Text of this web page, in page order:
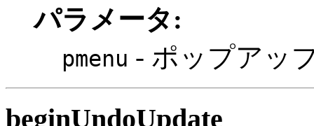
パラメータ:
pmenu - ポップアッ
beginUndoUpdate